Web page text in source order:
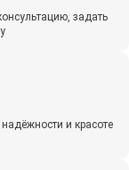
задать
и красоте